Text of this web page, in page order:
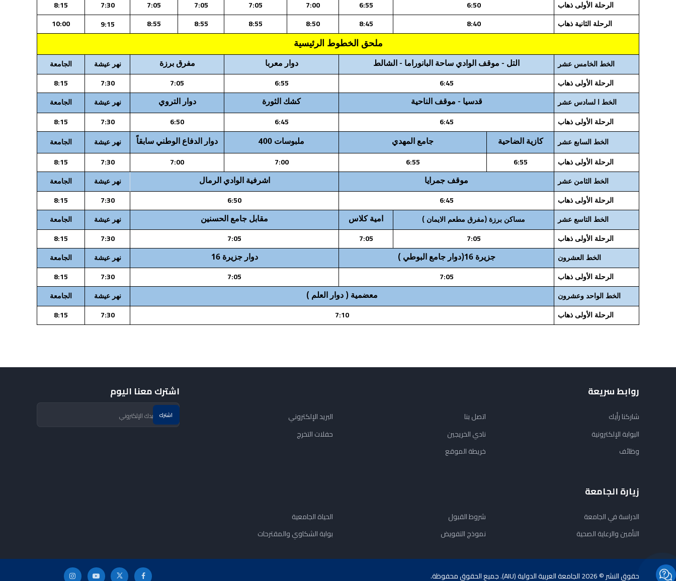
الرحلة الأولى ذهاب 6:50
6:55
7:00
7:05
7:05
7:05
7:30
8:15
الرحلة الثانية ذهاب 8:40
8:45
8:50
8:55
8:55
8:55
9:15
10:00
ملحق الخطوط الرئيسية
الخط الخامس عشر التل - موقف الوادي ساحة البانوراما - الشالط دوار معربا مفرق برزة نهر عيشة
الجامعة
الرحلة الأولى ذهاب
6:45
6:55
7:05
7:30
8:15
الخط ا لسادس عشر قدسيا - موقف الناحية كشك الثورة دوار التروي نهر عيشة الجامعة
الرحلة الأولى ذهاب 6:45
6:45
6:50
7:30
8:15
الخط السابع عشر كازية الضاحية جامع المهدي ملبوسات 400 دوار الدفاع الوطني سابقاً نهر عيشة الجامعة
الرحلة الأولى ذهاب 6:55
6:55
7:00
7:00
7:30
8:15
الخط الثامن عشر موقف جمرايا اشرفية الوادي الرمال نهر عيشة
الجامعة
الرحلة الأولى ذهاب
6:45
6:50
7:30
8:15
الخط التاسع عشر مساكن برزة (مفرق مطعم الايمان ) امية كلاس مقابل جامع الحسنين نهر عيشة
الجامعة
الرحلة الأولى ذهاب
7:05
7:05
7:05
7:30
8:15
الخط العشرون جزيرة 16(دوار جامع البوطي ) دوار جزيرة 16 نهر عيشة
الجامعة
الرحلة الأولى ذهاب
7:05
7:05
7:30
8:15
الخط الواحد وعشرون معضمية ( دوار العلم ) نهر عيشة
الجامعة
الرحلة الأولى ذهاب
7:10
7:30
8:15
روابط سريعة
شاركنا رأيك
البوابة الإلكترونية
وظائف
اتصل بنا
نادي الخريجين
خريطة الموقع
البريد الإلكتروني
حفلات التخرج
زيارة الجامعة
الدراسة في الجامعة
التأمين والرعاية الصحية
شروط القبول
نموذج التفويض
الحياة الجامعية
بوابة الشكاوي والمقترحات
اشترك معنا اليوم
حقوق النشر © 2026 الجامعة العربية الدولية (AIU). جميع الحقوق محفوظة.